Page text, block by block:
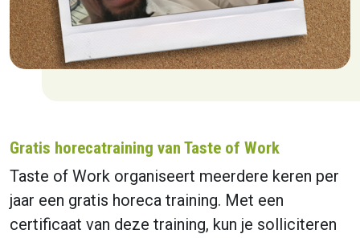
Gratis horecatraining van Taste of Work
Taste of Work organiseert meerdere keren per
jaar een gratis horeca training. Met een
certificaat van deze training, kun je solliciteren